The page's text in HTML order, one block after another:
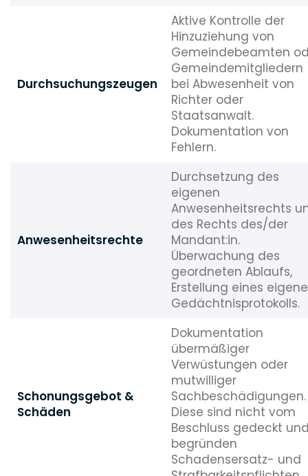
Durchsuchungszeugen
Aktive Kontrolle der
Hinzuziehung von
Gemeindebeamten
Gemeindemitgliedern
bei Abwesenheit von
Richter oder
Staatsanwalt.
Dokumentation von
Fehlern.
Anwesenheitsrechte
Durchsetzung des
eigenen
Anwesenheitsrechts
des Rechts des/der
Mandant:in.
Überwachung des
geordneten Ablaufs,
Erstellung eines
Gedächtnisprotokolls.
Schonungsgebot &
Schäden
Dokumentation
übermäßiger
Verwüstungen oder
mutwilliger
Sachbeschädigungen.
Diese sind nicht vom
Beschluss gedeckt
begründen
Schadensersatz- und